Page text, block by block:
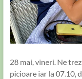
28 mai, vineri. Ne
picioare iar la 07.10,